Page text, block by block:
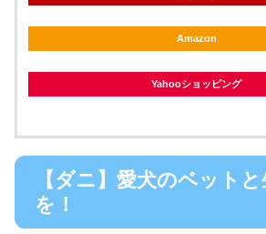
Amazon
Yahooショッピング
【ダニ】愛犬のベット
を！